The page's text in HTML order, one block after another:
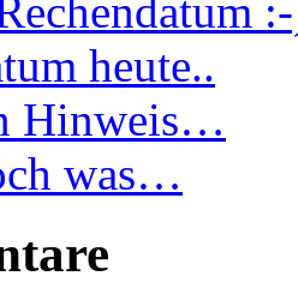
heute..
Hinweis…
was…